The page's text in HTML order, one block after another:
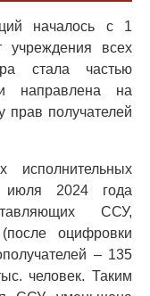
началось с 1
учреждения всех
стала частью
направлена на
прав получателей
2024 года
ССУ,
оцифровки
– 135
человек. Таким